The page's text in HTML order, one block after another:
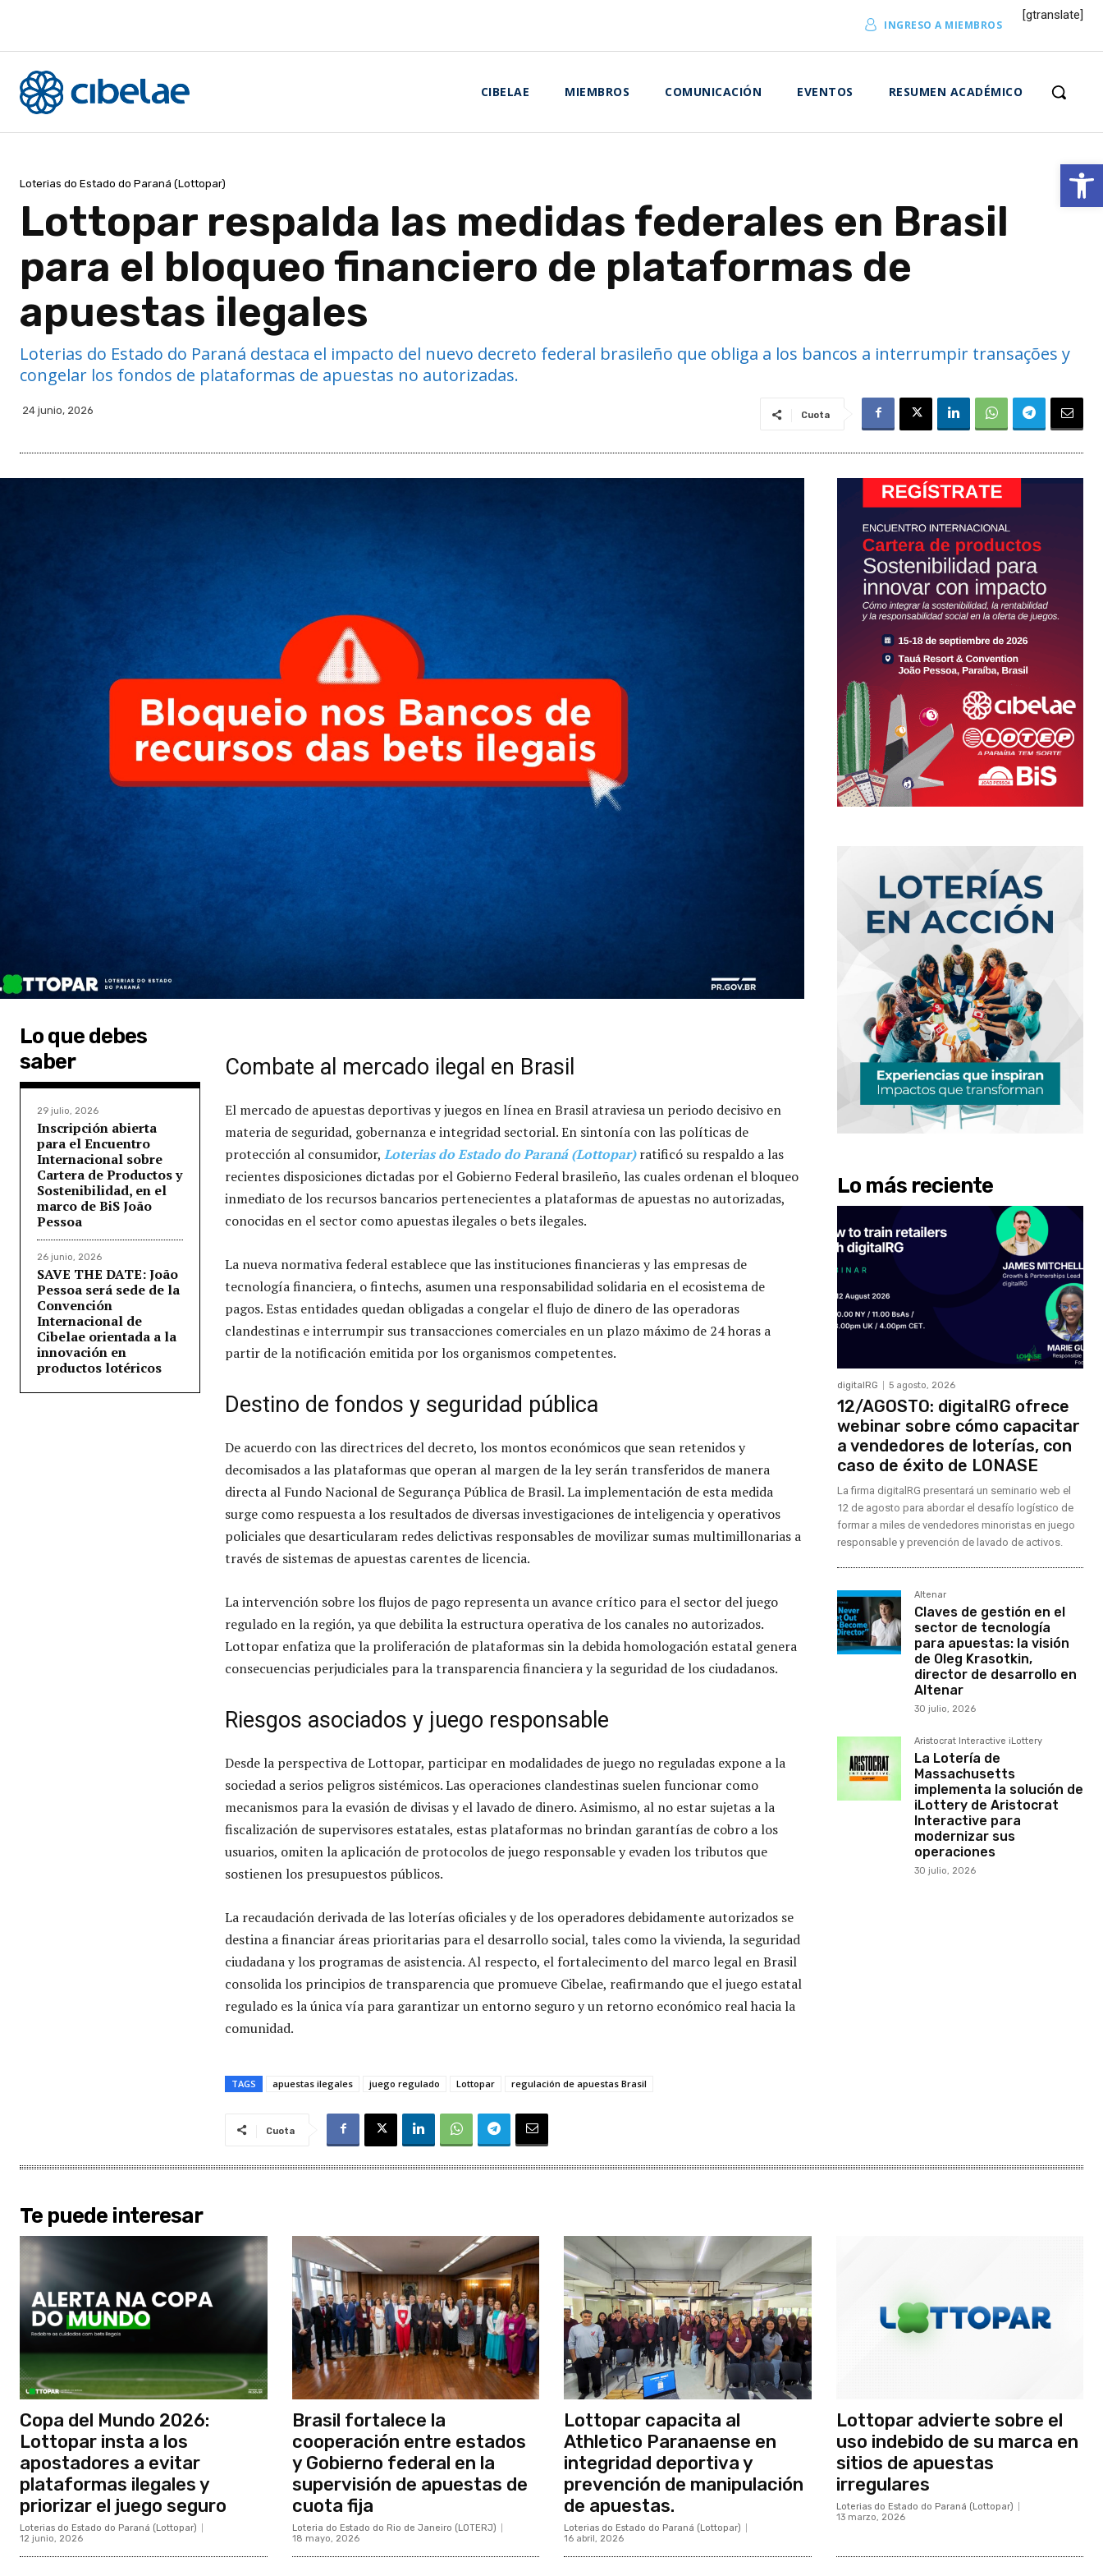
Abrir
INGRESO A MIEMBROS
[gtranslate]
CIBELAE MIEMBROS COMUNICACIÓN EVENTOS RESUMEN ACADÉMICO
Loterias do Estado do Paraná (Lottopar)
Lottopar respalda las medidas federales en Brasil
para el bloqueo financiero de plataformas de
apuestas ilegales
Loterias do Estado do Paraná destaca el impacto del nuevo decreto federal brasileño que obliga a los bancos a interrumpir transações y
congelar los fondos de plataformas de apuestas no autorizadas.
24 junio, 2026 Cuota
Lo que debes
saber
29 julio, 2026
Inscripción abierta
para el Encuentro
Internacional sobre
Cartera de Productos y
Sostenibilidad, en el
marco de BiS João
Pessoa
26 junio, 2026
SAVE THE DATE: João
Pessoa será sede de la
Convención
Internacional de
Cibelae orientada a la
innovación en
productos lotéricos
Combate al mercado ilegal en Brasil
El mercado de apuestas deportivas y juegos en línea en Brasil atraviesa un periodo decisivo en
materia de seguridad, gobernanza e integridad sectorial. En sintonía con las políticas de
protección al consumidor, Loterias do Estado do Paraná (Lottopar)ratificó su respaldo a las
recientes disposiciones dictadas por el Gobierno Federal brasileño, las cuales ordenan el bloqueo
inmediato de los recursos bancarios pertenecientes a plataformas de apuestas no autorizadas,
conocidas en el sector como apuestas ilegales o bets ilegales.
La nueva normativa federal establece que las instituciones financieras y las empresas de
tecnología financiera, o fintechs, asumen una responsabilidad solidaria en el ecosistema de
pagos. Estas entidades quedan obligadas a congelar el flujo de dinero de las operadoras
clandestinas e interrumpir sus transacciones comerciales en un plazo máximo de 24 horas a
partir de la notificación emitida por los organismos competentes.
Destino de fondos y seguridad pública
De acuerdo con las directrices del decreto, los montos económicos que sean retenidos y
decomisados a las plataformas que operan al margen de la ley serán transferidos de manera
directa al Fundo Nacional de Segurança Pública de Brasil. La implementación de esta medida
surge como respuesta a los resultados de diversas investigaciones de inteligencia y operativos
policiales que desarticularam redes delictivas responsables de movilizar sumas multimillonarias a
través de sistemas de apuestas carentes de licencia.
La intervención sobre los flujos de pago representa un avance crítico para el sector del juego
regulado en la región, ya que debilita la estructura operativa de los canales no autorizados.
Lottopar enfatiza que la proliferación de plataformas sin la debida homologación estatal genera
consecuencias perjudiciales para la transparencia financiera y la seguridad de los ciudadanos.
Riesgos asociados y juego responsable
Desde la perspectiva de Lottopar, participar en modalidades de juego no reguladas expone a la
sociedad a serios peligros sistémicos. Las operaciones clandestinas suelen funcionar como
mecanismos para la evasión de divisas y el lavado de dinero. Asimismo, al no estar sujetas a la
fiscalización de supervisores estatales, estas plataformas no brindan garantías de cobro a los
usuarios, omiten la aplicación de protocolos de juego responsable y evaden los tributos que
sostienen los presupuestos públicos.
La recaudación derivada de las loterías oficiales y de los operadores debidamente autorizados se
destina a financiar áreas prioritarias para el desarrollo social, tales como la vivienda, la seguridad
ciudadana y los programas de asistencia. Al respecto, el fortalecimento del marco legal en Brasil
consolida los principios de transparencia que promueve Cibelae, reafirmando que el juego estatal
regulado es la única vía para garantizar un entorno seguro y un retorno económico real hacia la
comunidad.
TAGS apuestas ilegales juego regulado Lottopar regulación de apuestas Brasil
Cuota
Lo más reciente
digitalRG 5 agosto, 2026
12/AGOSTO: digitalRG ofrece
webinar sobre cómo capacitar
a vendedores de loterías, con
caso de éxito de LONASE
La firma digitalRG presentará un seminario web el
12 de agosto para abordar el desafío logístico de
formar a miles de vendedores minoristas en juego
responsable y prevención de lavado de activos.
Altenar
Claves de gestión en el
sector de tecnología
para apuestas: la visión
de Oleg Krasotkin,
director de desarrollo en
Altenar
30 julio, 2026
Aristocrat Interactive iLottery
La Lotería de
Massachusetts
implementa la solución de
iLottery de Aristocrat
Interactive para
modernizar sus
operaciones
30 julio, 2026
Te puede interesar
Copa del Mundo 2026:
Lottopar insta a los
apostadores a evitar
plataformas ilegales y
priorizar el juego seguro
Loterias do Estado do Paraná (Lottopar)
12 junio, 2026
Brasil fortalece la
cooperación entre estados
y Gobierno federal en la
supervisión de apuestas de
cuota fija
Loteria do Estado do Rio de Janeiro (LOTERJ)
18 mayo, 2026
Lottopar capacita al
Athletico Paranaense en
integridad deportiva y
prevención de manipulación
de apuestas.
Loterias do Estado do Paraná (Lottopar)
16 abril, 2026
Lottopar advierte sobre el
uso indebido de su marca en
sitios de apuestas
irregulares
Loterias do Estado do Paraná (Lottopar)
13 marzo, 2026